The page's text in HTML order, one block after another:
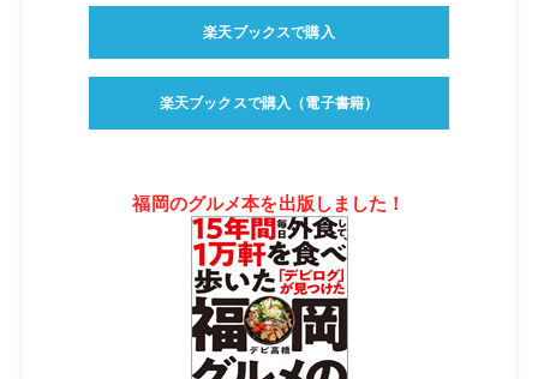
楽天ブックスで購入
楽天ブックスで購入（電子書籍）
福岡のグルメ本を出版しました！